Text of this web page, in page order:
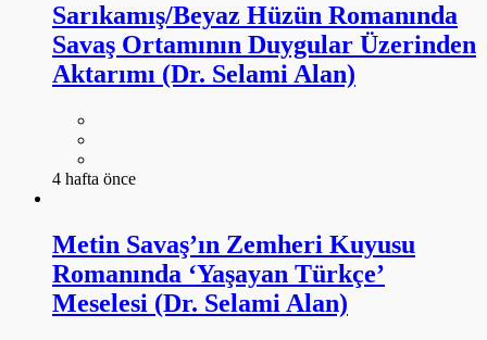
Sarıkamış/Beyaz Hüzün Romanında
Savaş Ortamının Duygular Üzerinden
Aktarımı (Dr. Selami Alan)
4 hafta önce
Metin Savaş’ın Zemheri Kuyusu
Romanında ‘Yaşayan Türkçe’
Meselesi (Dr. Selami Alan)